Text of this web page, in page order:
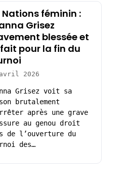
Nations féminin :
Grisez
blessée et
pour la fin du
2026
Grisez voit sa
brutalement
après une grave
au genou droit
de l’ouverture du
des…